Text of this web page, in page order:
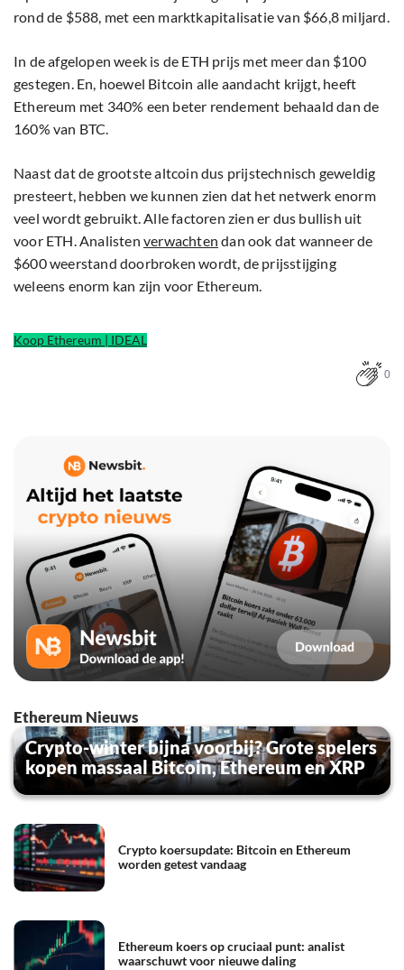
rond de $588, met een marktkapitalisatie van $66,8 miljard.
In de afgelopen week is de ETH prijs met meer dan $100
gestegen. En, hoewel Bitcoin alle aandacht krijgt, heeft
Ethereum met 340% een beter rendement behaald dan de
160% van BTC.
Naast dat de grootste altcoin dus prijstechnisch geweldig
presteert, hebben we kunnen zien dat het netwerk enorm
veel wordt gebruikt. Alle factoren zien er dus bullish uit
voor ETH. Analisten verwachten dan ook dat wanneer de
$600 weerstand doorbroken wordt, de prijsstijging
weleens enorm kan zijn voor Ethereum.
Koop Ethereum | IDEAL
0
Ethereum Nieuws
Crypto-winter bijna voorbij? Grote spelers
kopen massaal Bitcoin, Ethereum en XRP
Crypto koersupdate: Bitcoin en Ethereum
worden getest vandaag
Ethereum koers op cruciaal punt: analist
waarschuwt voor nieuwe daling